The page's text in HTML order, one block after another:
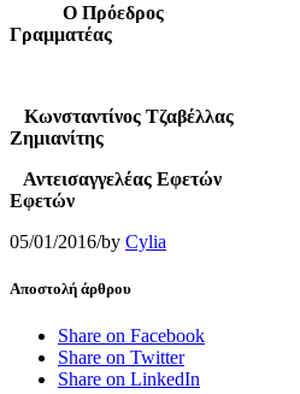
Ο
Γραμματέας
Κωνσταντίνος
Ζημιανίτης
Αντεισαγγελέας Εφετών
Εφετών
05/01/2016/by Cylia
Αποστολή άρθρου
Share on Facebook
Share on Twitter
Share on LinkedIn